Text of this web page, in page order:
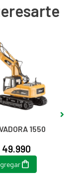
1550
49.990